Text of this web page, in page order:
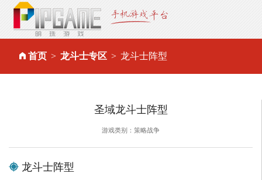
首页 龙斗士专区 龙斗士阵型
圣域龙斗士阵型
游戏类别：策略战争
龙斗士阵型